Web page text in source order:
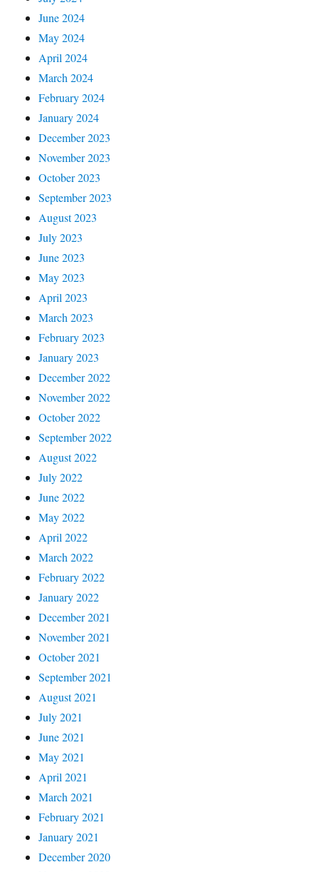
June 2024
May 2024
April 2024
March 2024
February 2024
January 2024
December 2023
November 2023
October 2023
September 2023
August 2023
July 2023
June 2023
May 2023
April 2023
March 2023
February 2023
January 2023
December 2022
November 2022
October 2022
September 2022
August 2022
July 2022
June 2022
May 2022
April 2022
March 2022
February 2022
January 2022
December 2021
November 2021
October 2021
September 2021
August 2021
July 2021
June 2021
May 2021
April 2021
March 2021
February 2021
January 2021
December 2020